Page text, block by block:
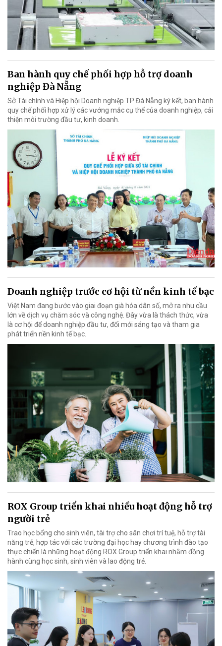
Ban hành quy chế phối hợp hỗ trợ doanh
nghiệp Đà Nẵng
Sở Tài chính và Hiệp hội Doanh nghiệp TP Đà Nẵng ký kết, ban hành
quy chế phối hợp xử lý các vướng mắc cụ thể của doanh nghiệp, cải
thiện môi trường đầu tư, kinh doanh.
Doanh nghiệp trước cơ hội từ nền kinh tế bạc
Việt Nam đang bước vào giai đoạn già hóa dân số, mở ra nhu cầu
lớn về dịch vụ chăm sóc và công nghệ. Đây vừa là thách thức, vừa
là cơ hội để doanh nghiệp đầu tư, đổi mới sáng tạo và tham gia
phát triển nền kinh tế bạc.
ROX Group triển khai nhiều hoạt động hỗ trợ
người trẻ
Trao học bổng cho sinh viên, tài trợ cho sân chơi trí tuệ, hỗ trợ tài
năng trẻ, hợp tác với các trường đại học hay chương trình đào tạo
thực chiến là những hoạt động ROX Group triển khai nhằm đồng
hành cùng học sinh, sinh viên và lao động trẻ.